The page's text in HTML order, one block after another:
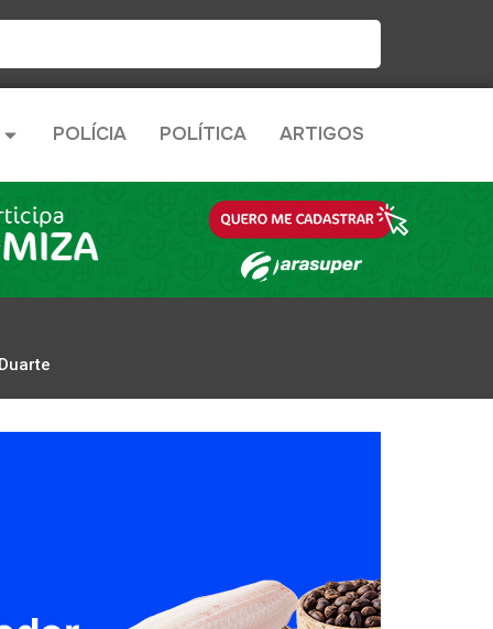
POLÍCIA POLÍTICA ARTIGOS